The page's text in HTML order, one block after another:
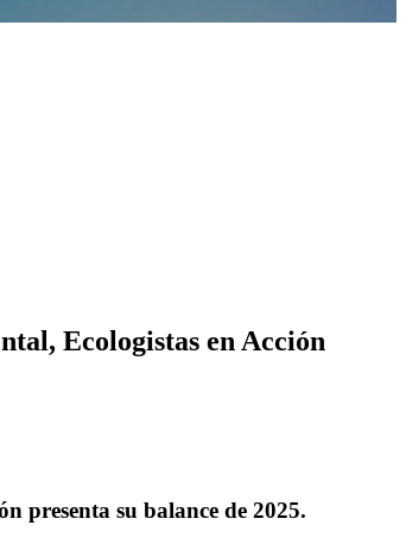
Ecologistas en Acción
presenta su balance de 2025.